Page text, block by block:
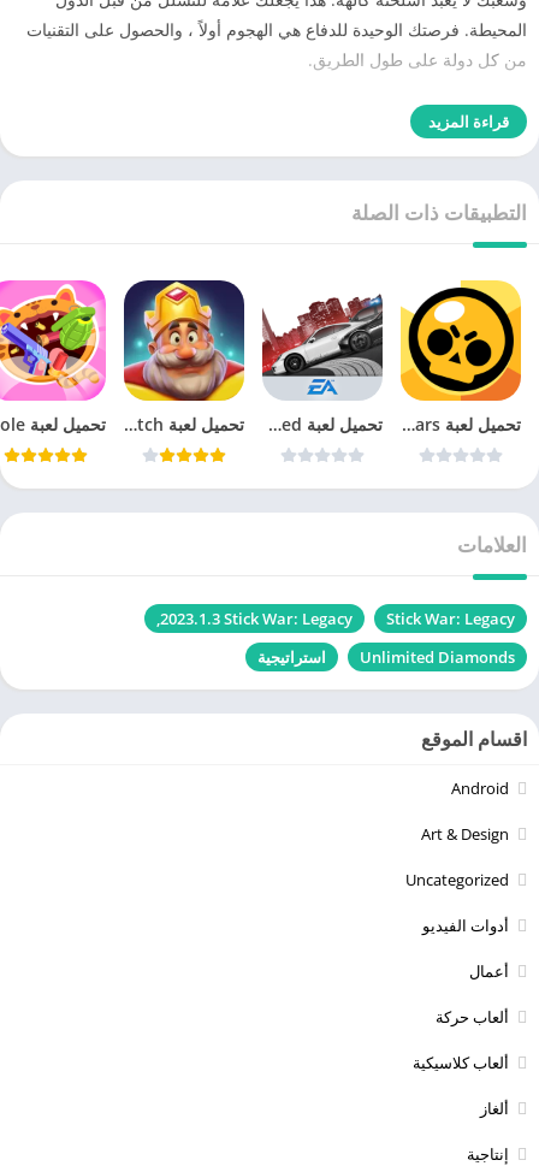
المحيطة. فرصتك الوحيدة للدفاع هي الهجوم أولاً ، والحصول على التقنيات
من كل دولة على طول الطريق.
قراءة المزيد
التطبيقات ذات الصلة
تحميل لعبة Brawl Stars‏ تحميل لعبة need for speed most wanted للاندرويد تحميل لعبة Royal Match واكتشاف اهم اسرار اللعبة
العلامات
Stick War: Legacy‏
Stick War: Legacy‏ 2023.1.3,
Unlimited Diamonds
استراتيجية
اقسام الموقع
Android
Art & Design
Uncategorized
أدوات الفيديو
أعمال
ألعاب حركة
ألعاب كلاسيكية
ألغاز
إنتاجية